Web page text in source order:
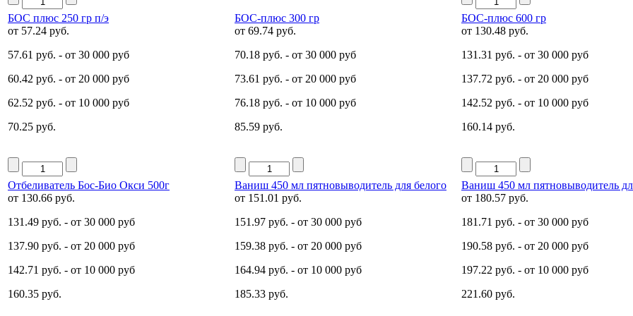
БОС плюс 250 гр п/э
от 57.24 руб.
57.61 руб. - от 30 000 руб
60.42 руб. - от 20 000 руб
62.52 руб. - от 10 000 руб
70.25 руб.
БОС-плюс 300 гр
от 69.74 руб.
70.18 руб. - от 30 000 руб
73.61 руб. - от 20 000 руб
76.18 руб. - от 10 000 руб
85.59 руб.
БОС-плюс 600 гр
от 130.48 руб.
131.31 руб. - от 30 000 руб
137.72 руб. - от 20 000 руб
142.52 руб. - от 10 000 руб
160.14 руб.
Отбеливатель Бос-Био Окси 500г
от 130.66 руб.
131.49 руб. - от 30 000 руб
137.90 руб. - от 20 000 руб
142.71 руб. - от 10 000 руб
160.35 руб.
Ваниш 450 мл пятновыводитель для белого
от 151.01 руб.
151.97 руб. - от 30 000 руб
159.38 руб. - от 20 000 руб
164.94 руб. - от 10 000 руб
185.33 руб.
Ваниш 450 мл пятновыводитель
от 180.57 руб.
181.71 руб. - от 30 000 руб
190.58 руб. - от 20 000 руб
197.22 руб. - от 10 000 руб
221.60 руб.